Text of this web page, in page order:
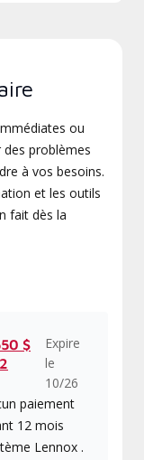
ou
problèmes
à vos besoins.
et les outils
fait dès la
$
Expire
le
10/26
paiement
12 mois
Lennox .